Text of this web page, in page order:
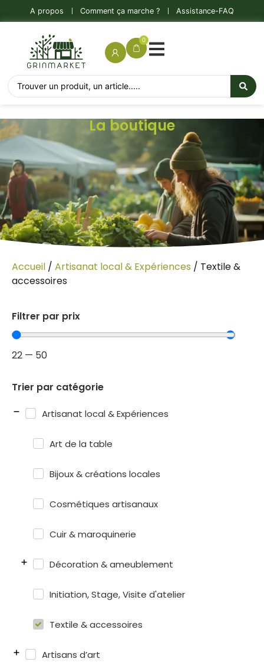
A propos Comment ça marche ? Assistance-FAQ
0
La boutique
Accueil / Artisanat local & Expériences / Textile &
accessoires
Filtrer par prix
22 — 50
Trier par catégorie
Artisanat local & Expériences
Art de la table
Bijoux & créations locales
Cosmétiques artisanaux
Cuir & maroquinerie
Décoration & ameublement
Initiation, Stage, Visite d'atelier
Textile & accessoires
Artisans d’art